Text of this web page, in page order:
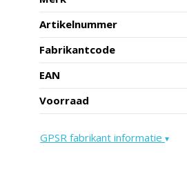
Artikelnummer
Fabrikantcode
EAN
Voorraad
GPSR fabrikant informatie ▾